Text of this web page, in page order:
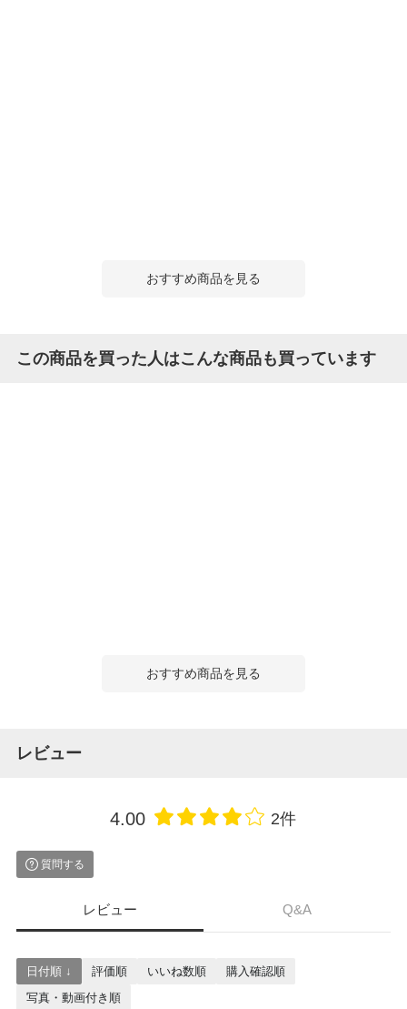
おすすめ商品を見る
この商品を買った人はこんな商品も買っています
おすすめ商品を見る
レビュー
4.00 2件
質問する
レビュー Q&A
日付順 ↓ 評価順 いいね数順
購入確認順
写真・動画付き順